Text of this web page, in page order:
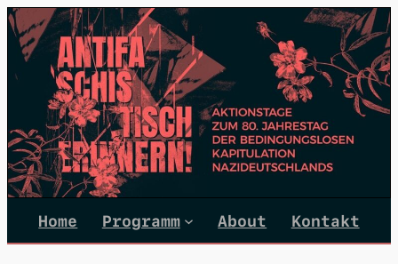
Zum
Inhalt
springen
Home Programm About Kontakt